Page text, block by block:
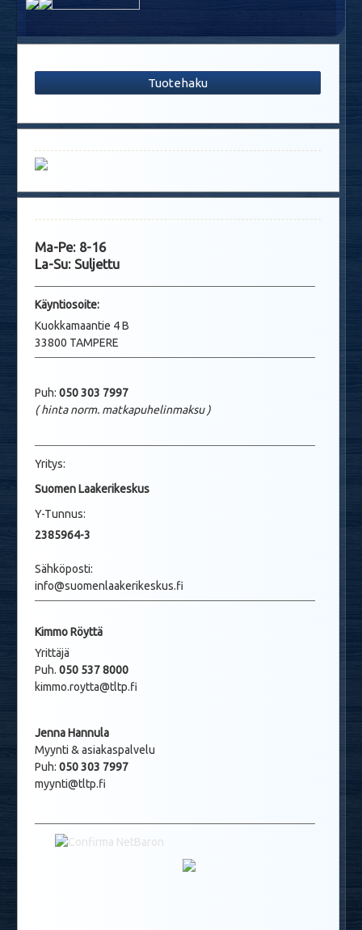
Tuotehaku
Ma-Pe: 8-16
La-Su: Suljettu
Käyntiosoite:
Kuokkamaantie 4 B
33800 TAMPERE
Puh: 050 303 7997
( hinta norm. matkapuhelinmaksu)
Yritys:
Suomen Laakerikeskus
Y-Tunnus:
2385964-3
Sähköposti:
info@suomenlaakerikeskus.fi
Kimmo Röyttä
Yrittäjä
Puh. 050 537 8000
kimmo.roytta@tltp.fi
Jenna Hannula
Myynti & asiakaspalvelu
Puh: 050 303 7997
myynti@tltp.fi